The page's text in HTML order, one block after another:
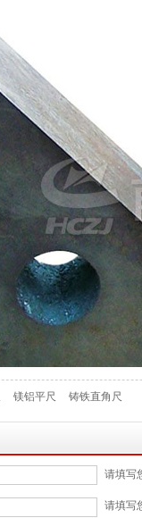
镁铝平尺 铸铁直角尺